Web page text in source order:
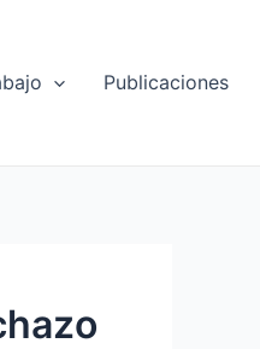
Publicaciones